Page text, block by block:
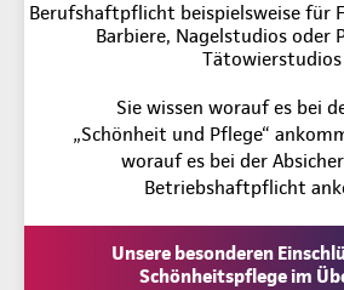
Berufshaftpflicht beispielsweise für
Barbiere, Nagelstudios oder
Tätowierstudios
Sie wissen worauf es bei
„Schönheit und Pflege“
worauf es bei der
Betriebshaftpflicht
Unsere besonderen
Schönheitspflege im